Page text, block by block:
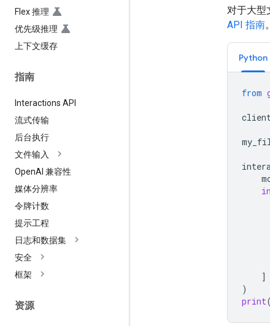
Flex 推理
优先级推理
上下文缓存
指南
Interactions API
流式传输
后台执行
文件输入
OpenAI 兼容性
媒体分辨率
令牌计数
提示工程
日志和数据集
安全
框架
资源
对于大型
API 指南。
Python
from
]
)
print(